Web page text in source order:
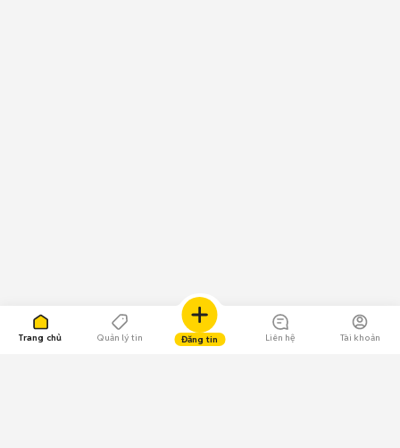
Trang chủ Quản lý tin Đăng tin Liên hệ Tài khoản